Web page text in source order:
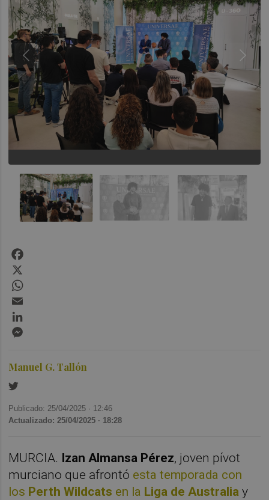
Manuel G. Tallón
Publicado: 25/04/2025 · 12:46
Actualizado: 25/04/2025 · 18:28
MURCIA. Izan Almansa Pérez, joven pívot
murciano que afrontó esta temporada con
los Perth Wildcats en la Liga de Australiay